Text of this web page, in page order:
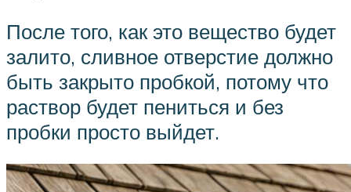
После того, как это вещество будет
залито, сливное отверстие должно
быть закрыто пробкой, потому что
раствор будет пениться и без
пробки просто выйдет.